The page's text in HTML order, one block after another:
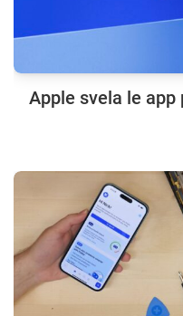
Apple svela le